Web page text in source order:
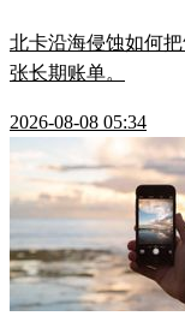
北卡沿海侵蚀如何
张长期账单。
2026-08-08 05:34